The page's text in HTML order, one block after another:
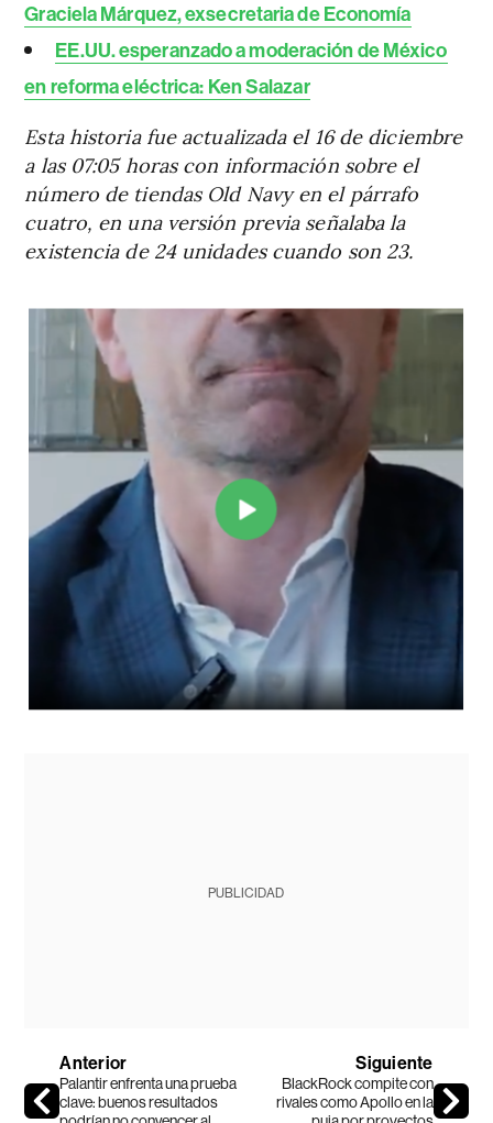
Graciela Márquez, exsecretaria de Economía
EE.UU. esperanzado a moderación de México
en reforma eléctrica: Ken Salazar
Esta historia fue actualizada el 16 de diciembre
a las 07:05 horas con información sobre el
número de tiendas Old Navy en el párrafo
cuatro, en una versión previa señalaba la
existencia de 24 unidades cuando son 23.
PUBLICIDAD
Anterior
Palantir enfrenta una prueba
clave: buenos resultados
Siguiente
BlackRock compite con
rivales como Apollo en la